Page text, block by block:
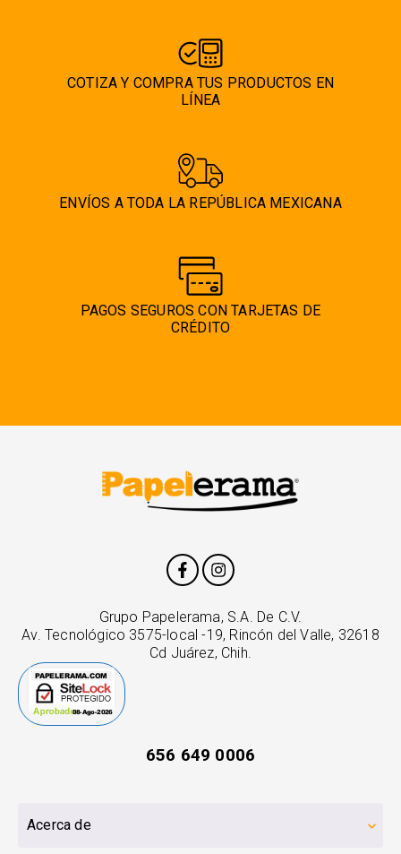
COTIZA Y COMPRA TUS PRODUCTOS EN
LÍNEA
ENVÍOS A TODA LA REPÚBLICA MEXICANA
PAGOS SEGUROS CON TARJETAS DE
CRÉDITO
Grupo Papelerama, S.A. De C.V.
Av. Tecnológico 3575-local -19, Rincón del Valle, 32618
Cd Juárez, Chih.
656 649 0006
Acerca de